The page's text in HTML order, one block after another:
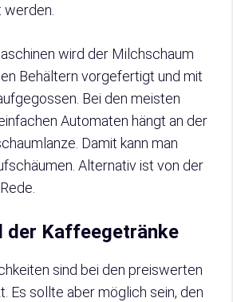
wird der Milchschaum
Behältern vorgefertigt und mit
Bei den meisten
Automaten hängt an der
Damit kann man
Alternativ ist von der
der Kaffeegetränke
sind bei den preiswerten
Es sollte aber möglich sein, den